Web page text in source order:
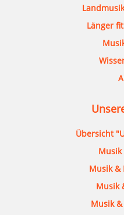
Länger
Übersicht
Musik &
Musik
Musik